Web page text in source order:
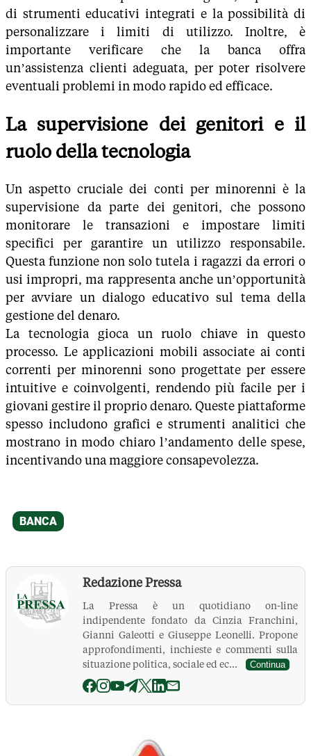
di strumenti educativi integrati e la possibilità di
personalizzare i limiti di utilizzo. Inoltre, è
importante verificare che la banca offra
un’assistenza clienti adeguata, per poter risolvere
eventuali problemi in modo rapido ed efficace.
La supervisione dei genitori e il
ruolo della tecnologia
Un aspetto cruciale dei conti per minorenni è la
supervisione da parte dei genitori, che possono
monitorare le transazioni e impostare limiti
specifici per garantire un utilizzo responsabile.
Questa funzione non solo tutela i ragazzi da errori o
usi impropri, ma rappresenta anche un’opportunità
per avviare un dialogo educativo sul tema della
gestione del denaro.
La tecnologia gioca un ruolo chiave in questo
processo. Le applicazioni mobili associate ai conti
correnti per minorenni sono progettate per essere
intuitive e coinvolgenti, rendendo più facile per i
giovani gestire il proprio denaro. Queste piattaforme
spesso includono grafici e strumenti analitici che
mostrano in modo chiaro l’andamento delle spese,
incentivando una maggiore consapevolezza.
Redazione Pressa
La Pressa è un quotidiano on-line
indipendente fondato da Cinzia Franchini,
Gianni Galeotti e Giuseppe Leonelli. Propone
approfondimenti, inchieste e commenti sulla
situazione politica, sociale ed ec...
Continua